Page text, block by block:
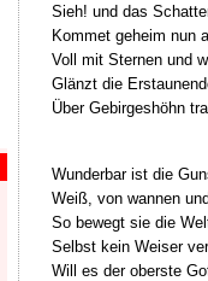
Sieh! und das
Kommet geheim nun
Voll mit Sternen und
Glänzt die
Über Gebirgeshöhn
Wunderbar ist die
Weiß, von wannen
So bewegt sie die
Selbst kein Weiser
Will es der oberste